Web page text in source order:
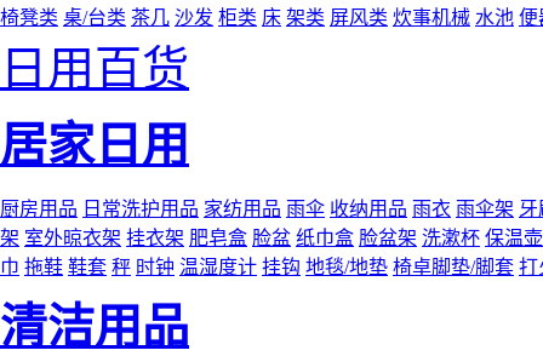
椅凳类 桌/台类 茶几 沙发 柜类 床 架类 屏风类 炊事机械 水池 便
日用百货
居家日用
厨房用品 日常洗护用品 家纺用品 雨伞 收纳用品 雨衣 雨伞架 牙
架 室外晾衣架 挂衣架 肥皂盒 脸盆 纸巾盒 脸盆架 洗漱杯 保温
巾 拖鞋 鞋套 秤 时钟 温湿度计 挂钩 地毯/地垫 椅卓脚垫/脚套 打
清洁用品